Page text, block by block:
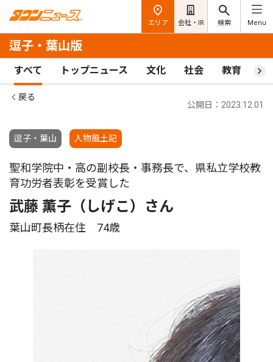
エリア 会社・IR 検索 Menu
逗子・葉山版
すべて トップニュース 文化 社会 教育 ス
戻る
逗子・葉山 人物風土記
公開日：2023.12.01
聖和学院中・高の副校長・事務長で、県私立学校教
育功労者表彰を受賞した
武藤 薫子（しげこ）さん
葉山町長柄在住 74歳